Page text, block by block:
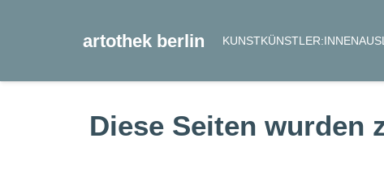
artothek berlin KUNSTKÜNSTLER:INNEN
Diese Seiten wurden